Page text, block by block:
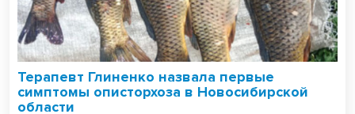
Терапевт Глиненко назвала первые
симптомы описторхоза в Новосибирской
области